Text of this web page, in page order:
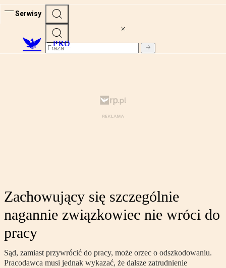
Serwisy
PRO
Zachowujący się szczególnie
nagannie związkowiec nie wróci do
pracy
Sąd, zamiast przywrócić do pracy, może orzec o odszkodowaniu.
Pracodawca musi jednak wykazać, że dalsze zatrudnienie